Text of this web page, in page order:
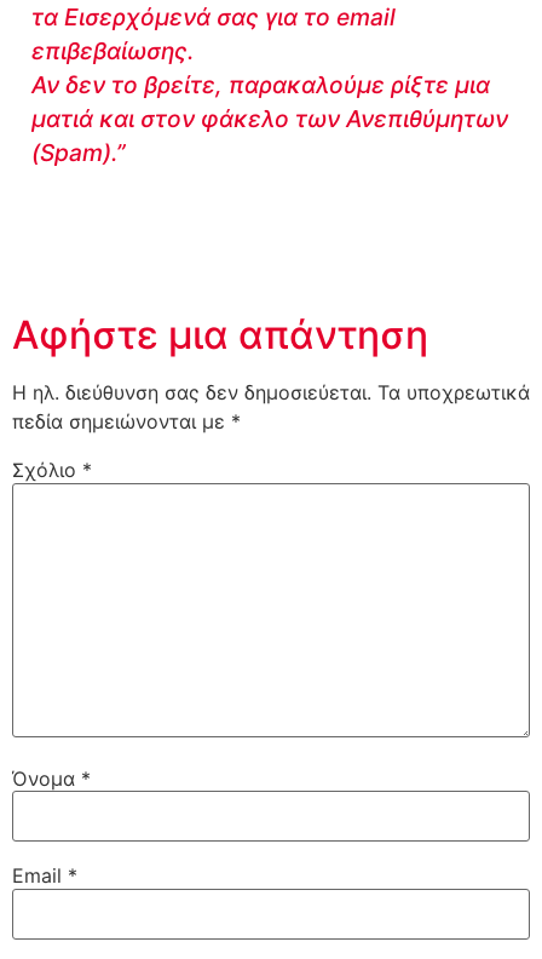
τα Εισερχόμενά σας για το email
επιβεβαίωσης.
Αν δεν το βρείτε, παρακαλούμε ρίξτε μια
ματιά και στον φάκελο των Ανεπιθύμητων
(Spam).”
Αφήστε μια απάντηση
Η ηλ. διεύθυνση σας δεν δημοσιεύεται. Τα υποχρεωτικά
πεδία σημειώνονται με *
Σχόλιο *
Όνομα *
Email *